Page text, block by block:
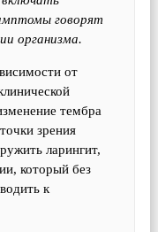
говорят
организма.
от
тембра
зрения
ларингит,
который без
к